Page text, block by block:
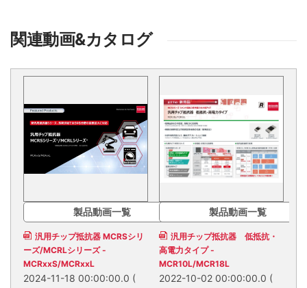
関連動画&カタログ
製品動画一覧
汎用チップ抵抗器 MCRSシリ
ーズ/MCRLシリーズ -
MCRxxS/MCRxxL
2024-11-18 00:00:00.0 (
製品動画一覧
汎用チップ抵抗器 低抵抗・
高電力タイプ -
MCR10L/MCR18L
2022-10-02 00:00:00.0 (